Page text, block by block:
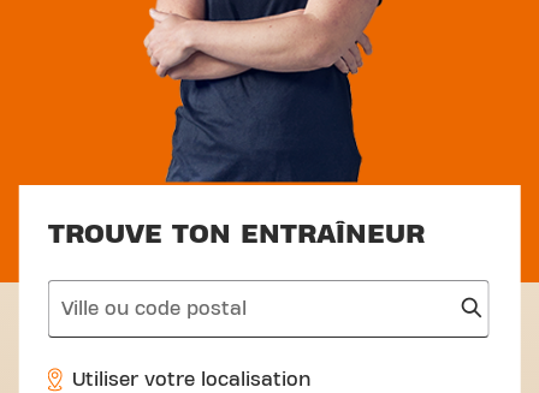
TROUVE TON ENTRAÎNEUR
search
Utiliser votre localisation